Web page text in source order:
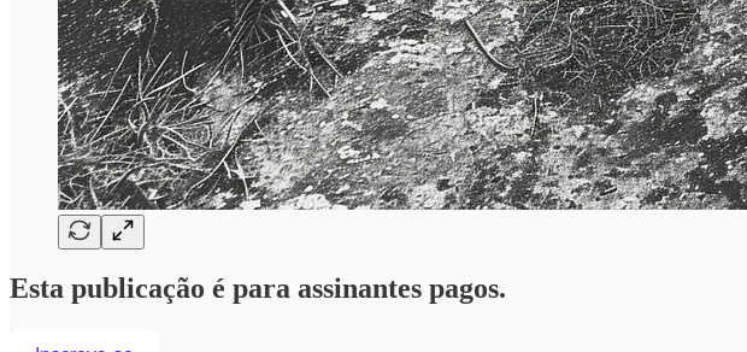
Esta publicação é para assinantes pagos.